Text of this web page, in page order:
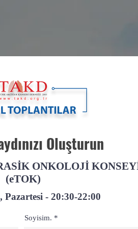
Oluşturun
ONKOLOJİ
(eTOK)
Pazartesi - 20:30-22:00
Soyisim.